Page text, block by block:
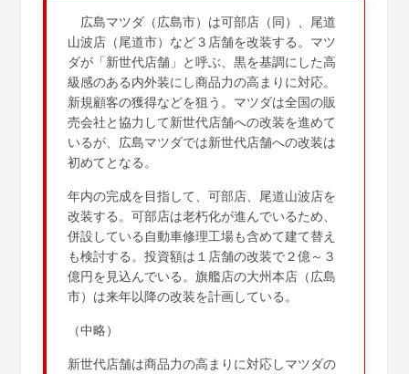
広島マツダ（広島市）は可部店（同）、尾道
山波店（尾道市）など３店舗を改装する。マツ
ダが「新世代店舗」と呼ぶ、黒を基調にした高
級感のある内外装にし商品力の高まりに対応。
新規顧客の獲得などを狙う。マツダは全国の販
売会社と協力して新世代店舗への改装を進めて
いるが、広島マツダでは新世代店舗への改装は
初めてとなる。
年内の完成を目指して、可部店、尾道山波店を
改装する。可部店は老朽化が進んでいるため、
併設している自動車修理工場も含めて建て替え
も検討する。投資額は１店舗の改装で２億～３
億円を見込んでいる。旗艦店の大州本店（広島
市）は来年以降の改装を計画している。
（中略）
新世代店舗は商品力の高まりに対応しマツダの